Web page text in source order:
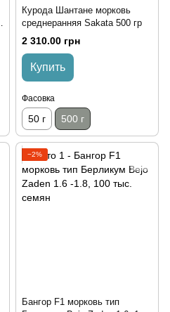
Курода Шантане морковь
среднеранняя Sakata 500 гр
2 310.00 грн
Купить
Фасовка
50 г 500 г
−2%
Бангор F1 морковь тип